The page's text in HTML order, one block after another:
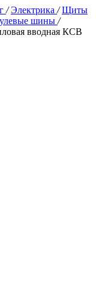
/ Электрика / Щиты
шины /
вводная КСВ